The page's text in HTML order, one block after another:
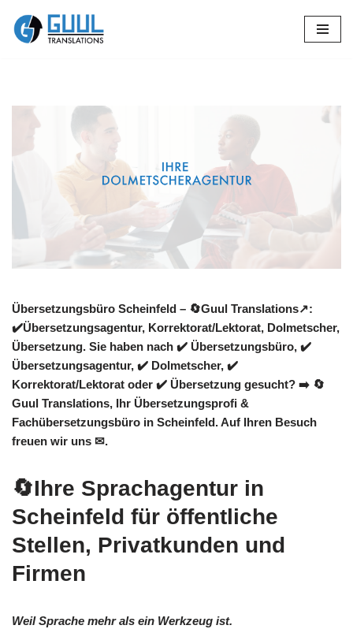
Zum
Übersetzungsbüro Scheinfeld – 🔄Guul Translations↗️:
✔️Übersetzungsagentur, Korrektorat/Lektorat, Dolmetscher,
Übersetzung. Sie haben nach ✔️ Übersetzungsbüro, ✔️
Übersetzungsagentur, ✔️ Dolmetscher, ✔️
Korrektorat/Lektorat oder ✔️ Übersetzung gesucht? ➡️ 🔄
Guul Translations, Ihr Übersetzungsprofi &
Fachübersetzungsbüro in Scheinfeld. Auf Ihren Besuch
freuen wir uns ✉.
🔄Ihre Sprachagentur in
Scheinfeld für öffentliche
Stellen, Privatkunden und
Firmen
Weil Sprache mehr als ein Werkzeug ist.